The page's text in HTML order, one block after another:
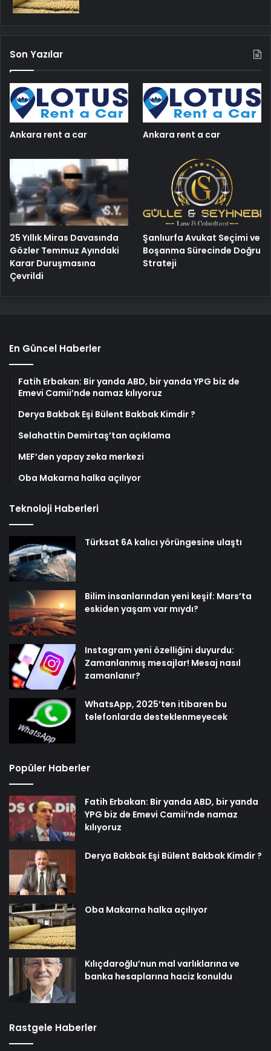
Son Yazılar
Ankara rent a car Ankara rent a car
25 Yıllık Miras Davasında
Gözler Temmuz Ayındaki
Karar Duruşmasına
Çevrildi
Şanlıurfa Avukat Seçimi ve
Boşanma Sürecinde Doğru
Strateji
En Güncel Haberler
Fatih Erbakan: Bir yanda ABD, bir yanda YPG biz de
Emevi Camii’nde namaz kılıyoruz
Derya Bakbak Eşi Bülent Bakbak Kimdir ?
Selahattin Demirtaş’tan açıklama
MEF’den yapay zeka merkezi
Oba Makarna halka açılıyor
Teknoloji Haberleri
Türksat 6A kalıcı yörüngesine ulaştı
Bilim insanlarından yeni keşif: Mars’ta
eskiden yaşam var mıydı?
Instagram yeni özelliğini duyurdu:
Zamanlanmış mesajlar! Mesaj nasıl
zamanlanır?
WhatsApp, 2025’ten itibaren bu
telefonlarda desteklenmeyecek
Popüler Haberler
Fatih Erbakan: Bir yanda ABD, bir yanda
YPG biz de Emevi Camii’nde namaz
kılıyoruz
Derya Bakbak Eşi Bülent Bakbak Kimdir ?
Oba Makarna halka açılıyor
Kılıçdaroğlu’nun mal varlıklarına ve
banka hesaplarına haciz konuldu
Rastgele Haberler